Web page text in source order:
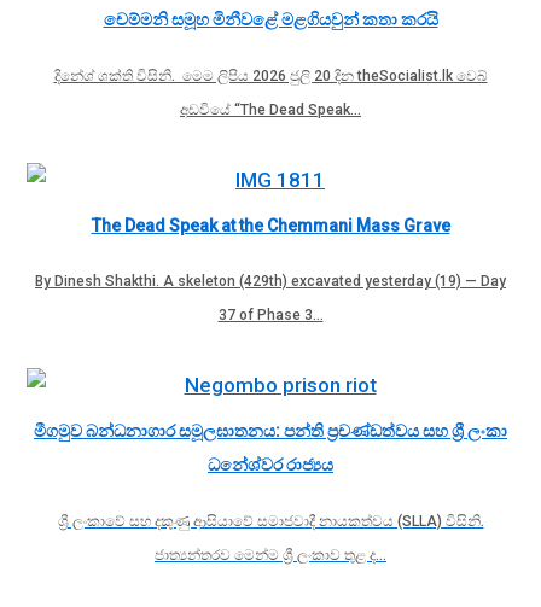
චෙම්මනි සමූහ මිනීවළේ මළගියවුන් කතා කරයි
දිනේශ් ශක්ති විසිනි. මෙම ලිපිය 2026 ජුලි 20 දින theSocialist.lk වෙබ්
අඩවියේ “The Dead Speak…
The Dead Speak at the Chemmani Mass Grave
By Dinesh Shakthi. A skeleton (429th) excavated yesterday (19) — Day
37 of Phase 3…
මීගමුව බන්ධනාගාර සමූලඝාතනය: පන්ති ප්‍රචණ්ඩත්වය සහ ශ්‍රී ලංකා
ධනේශ්වර රාජ්‍යය
ශ්‍රී ලංකාවේ සහ දකුණු ආසියාවේ සමාජවාදී නායකත්වය (SLLA) විසිනි.
ජාත්‍යන්තරව මෙන්ම ශ්‍රී ලංකාව තුළ ද…